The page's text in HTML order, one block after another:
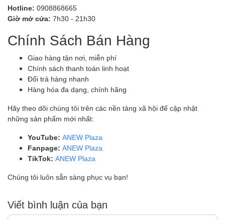
Hotline: 0908868665
Giờ mở cửa: 7h30 - 21h30
Chính Sách Bán Hàng
Giao hàng tận nơi, miễn phí
Chính sách thanh toán linh hoạt
Đổi trả hàng nhanh
Hàng hóa đa dạng, chính hãng
Hãy theo dõi chúng tôi trên các nền tảng xã hội để cập nhật
những sản phẩm mới nhất:
YouTube: ANEW Plaza
Fanpage: ANEW Plaza
TikTok: ANEW Plaza
Chúng tôi luôn sẵn sàng phục vụ bạn!
Viết bình luận của bạn